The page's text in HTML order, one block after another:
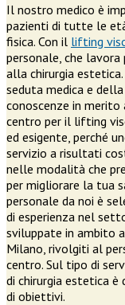
Il nostro medico è
pazienti di tutte le
fisica. Con il lifting
personale, che
alla chirurgia
seduta medica e
conoscenze in
centro per il lifting
ed esigente, perché
servizio a risultati
nelle modalità che
per migliorare la tua
personale da noi è
di esperienza nel
sviluppate in ambito
Milano, rivolgiti al
centro. Sul tipo di
di chirurgia estetica
di obiettivi.